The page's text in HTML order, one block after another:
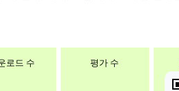
로드 수 평가 수